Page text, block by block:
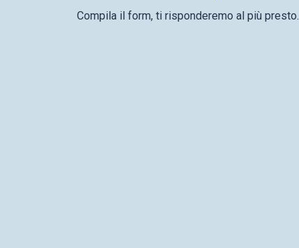
Compila il form, ti risponderemo al più presto.